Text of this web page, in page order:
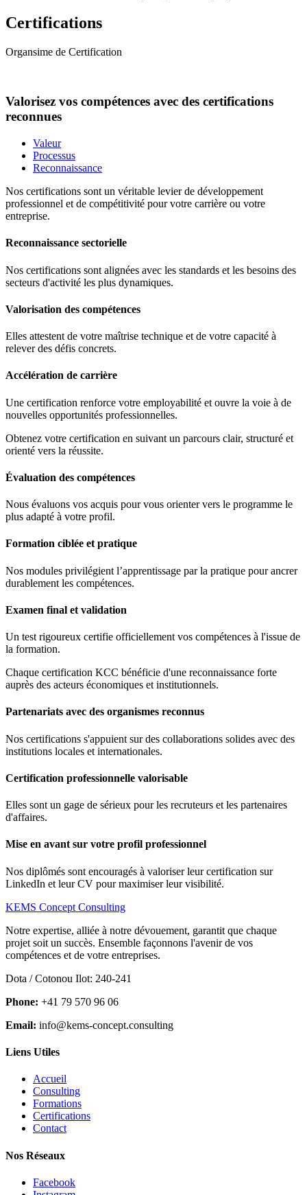
Certifications
Organsime de Certification
Valorisez vos compétences avec des certifications
reconnues
Valeur
Processus
Reconnaissance
Nos certifications sont un véritable levier de développement
professionnel et de compétitivité pour votre carrière ou votre
entreprise.
Reconnaissance sectorielle
Nos certifications sont alignées avec les standards et les besoins des
secteurs d'activité les plus dynamiques.
Valorisation des compétences
Elles attestent de votre maîtrise technique et de votre capacité à
relever des défis concrets.
Accélération de carrière
Une certification renforce votre employabilité et ouvre la voie à de
nouvelles opportunités professionnelles.
Obtenez votre certification en suivant un parcours clair, structuré et
orienté vers la réussite.
Évaluation des compétences
Nous évaluons vos acquis pour vous orienter vers le programme le
plus adapté à votre profil.
Formation ciblée et pratique
Nos modules privilégient l’apprentissage par la pratique pour ancrer
durablement les compétences.
Examen final et validation
Un test rigoureux certifie officiellement vos compétences à l'issue de
la formation.
Chaque certification KCC bénéficie d'une reconnaissance forte
auprès des acteurs économiques et institutionnels.
Partenariats avec des organismes reconnus
Nos certifications s'appuient sur des collaborations solides avec des
institutions locales et internationales.
Certification professionnelle valorisable
Elles sont un gage de sérieux pour les recruteurs et les partenaires
d'affaires.
Mise en avant sur votre profil professionnel
Nos diplômés sont encouragés à valoriser leur certification sur
LinkedIn et leur CV pour maximiser leur visibilité.
KEMS Concept Consulting
Notre expertise, alliée à notre dévouement, garantit que chaque
projet soit un succès. Ensemble façonnons l'avenir de vos
compétences et de votre entreprises.
Dota / Cotonou Ilot: 240-241
Phone: +41 79 570 96 06
Email: info@kems-concept.consulting
Liens Utiles
Accueil
Consulting
Formations
Certifications
Contact
Nos Réseaux
Facebook